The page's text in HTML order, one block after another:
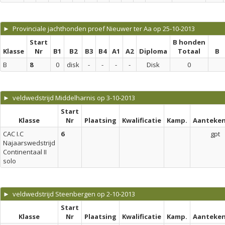
► Provinciale jachthonden proef Nieuwer ter Aa op 25-10-2013
Klasse
Start
Nr
B1 B2 B3 B4 A1 A2 Diploma
B honden
Totaal
B
B
8 0 disk - - - - Disk 0
► veldwedstrijd Middelharnis op 3-10-2013
Klasse
Start
Nr
Plaatsing Kwalificatie Kamp.
CAC I.C
Najaarswedstrijd
Continentaal II
solo
6 gpt
► veldwedstrijd Steenbergen op 2-10-2013
Klasse
Start
Nr
Plaatsing Kwalificatie Kamp.